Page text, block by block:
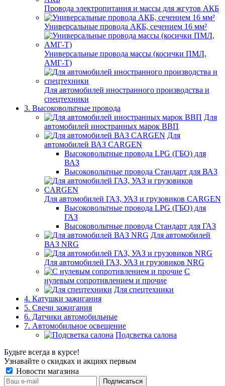
Провода электропитания и массы для жгутов АКБ
Универсальные провода АКБ, сечением 16 мм²
Универсальные провода массы (косички ПМЛ,
АМГ-Т)
Для автомобилей иностранного производства и
спецтехники
3. Высоковольтные провода
Для
автомобилей иностранных марок ВВП
Для
автомобилей ВАЗ CARGEN
Высоковольтные провода LPG (ГБО) для
ВАЗ
Высоковольтные провода Стандарт для ВАЗ
Для автомобилей ГАЗ, УАЗ и грузовиков CARGEN
Высоковольтные провода LPG (ГБО) для
ГАЗ
Высоковольтные провода Стандарт для ГАЗ
Для автомобилей
ВАЗ NRG
Для автомобилей ГАЗ, УАЗ и грузовиков NRG
С
нулевым сопротивлением и прочие
Для спецтехники
4. Катушки зажигания
5. Свечи зажигания
6. Датчики автомобильные
7. Автомобильное освещение
Подсветка салона
Будьте всегда в курсе!
Узнавайте о скидках и акциях первым
Новости магазина